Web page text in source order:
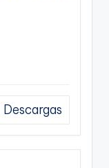
Descargas